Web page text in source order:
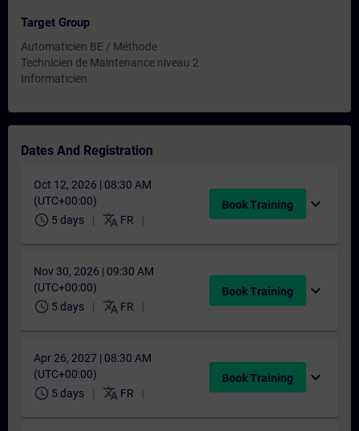
Target Group
Automaticien BE / Méthode
Technicien de Maintenance niveau 2
Informaticien
Dates And Registration
Oct 12, 2026 | 08:30 AM
(UTC+00:00)
schedule 5 days translate FR
Book Training expand_more
Nov 30, 2026 | 09:30 AM
(UTC+00:00)
schedule 5 days translate FR
Book Training expand_more
Apr 26, 2027 | 08:30 AM
(UTC+00:00)
schedule 5 days translate FR
Book Training expand_more